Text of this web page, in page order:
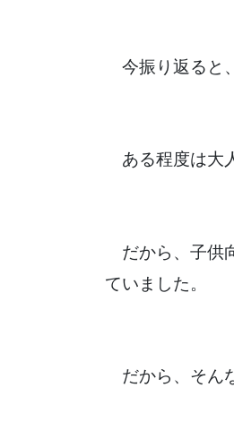
今振り返ると
ある程度は大
だから、子供
ていました。
だから、そん